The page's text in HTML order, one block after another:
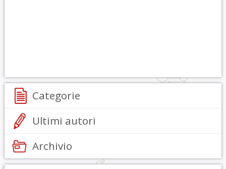
Categorie
Ultimi autori
Archivio